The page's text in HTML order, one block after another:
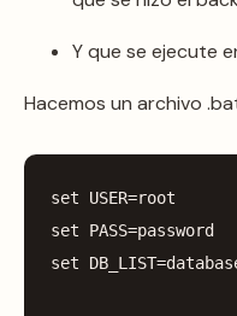
Y que se ejecute
Hacemos un archivo
set USER=root
set
PASS=password
set
DB_LIST=